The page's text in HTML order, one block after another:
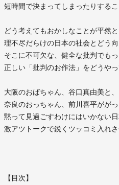
短時間で決まってしまったりするこ
どう考えてもおかしなことが平然
理不尽だらけの日本の社会とどう向
そこに不可欠な、健全な批判でも
正しい「批判のお作法」をどうや
大阪のおばちゃん、谷口真由美と、
奈良のおっちゃん、前川喜平ががっ
黙って見過ごすわけにはいかない日
激アツトークで鋭くツッコミ入れ
【目次】